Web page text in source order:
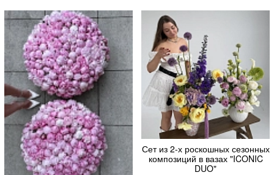
Сет из 2-х роскошных сезонных
композиций в вазах "ICONIC
DUO"